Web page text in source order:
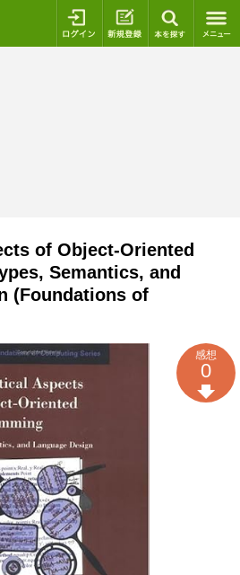
ログイン 新規登録
of Object-Oriented
Semantics, and
(Foundations of
感想
0